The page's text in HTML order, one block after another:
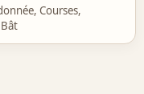
Courses,